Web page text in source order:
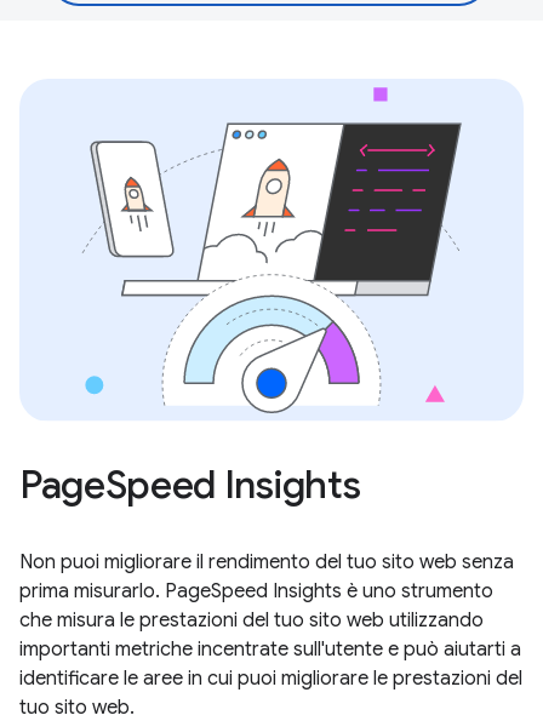
PageSpeed Insights
Non puoi migliorare il rendimento del tuo sito web senza
prima misurarlo. PageSpeed Insights è uno strumento
che misura le prestazioni del tuo sito web utilizzando
importanti metriche incentrate sull'utente e può aiutarti a
identificare le aree in cui puoi migliorare le prestazioni del
tuo sito web.